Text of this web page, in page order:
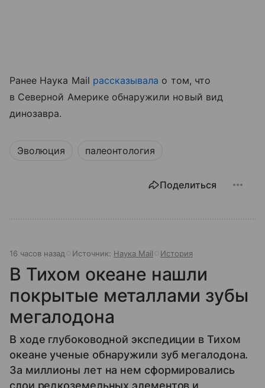
Ранее Наука Mail рассказывала о том, что
в Северной Америке обнаружили новый вид
динозавра.
Эволюция палеонтология
Поделиться
16 часов назад Источник: Наука Mail История
В Тихом океане нашли
покрытые металлами зубы
мегалодона
В ходе глубоководной экспедиции в Тихом
океане ученые обнаружили зуб мегалодона.
За миллионы лет на нем сформировались
слои редкоземельных элементов и